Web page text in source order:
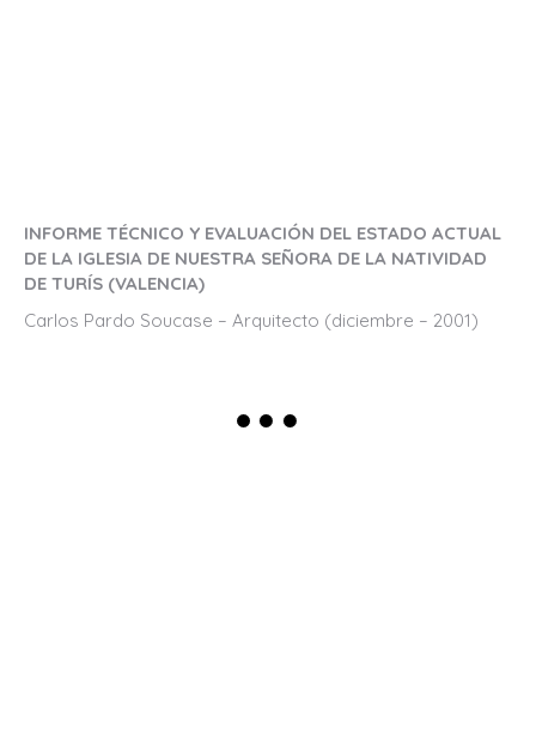
INFORME TÉCNICO Y EVALUACIÓN DEL ESTADO ACTUAL
DE LA IGLESIA DE NUESTRA SEÑORA DE LA NATIVIDAD
DE TURÍS (VALENCIA)
Carlos Pardo Soucase – Arquitecto (diciembre – 2001)